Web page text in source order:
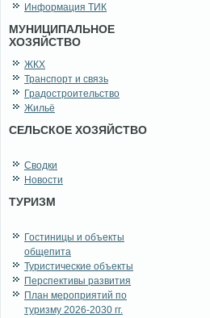
Информация ТИК
МУНИЦИПАЛЬНОЕ
ХОЗЯЙСТВО
ЖКХ
Транспорт и связь
Градостроительство
Жильё
СЕЛЬСКОЕ ХОЗЯЙСТВО
Сводки
Новости
ТУРИЗМ
Гостиницы и объекты
общепита
Туристические объекты
Перспективы развития
План мероприятий по
туризму 2026-2030 гг.